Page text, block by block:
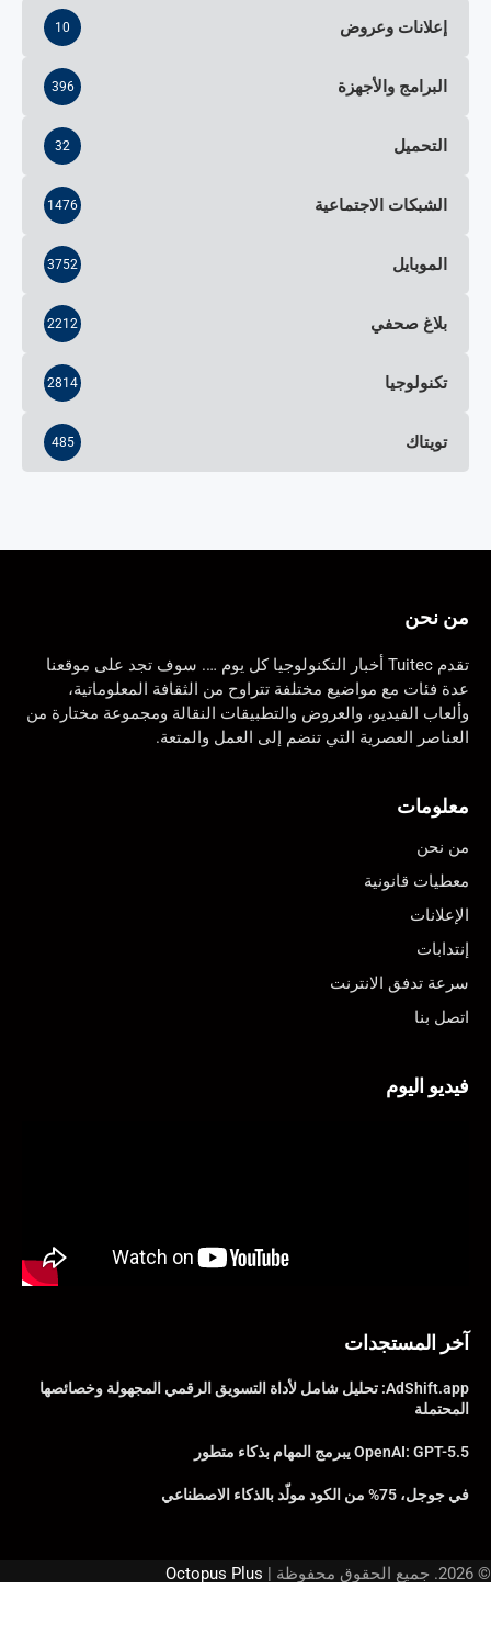
إعلانات وعروض 10
البرامج والأجهزة 396
التحميل 32
الشبكات الاجتماعية 1476
الموبايل 3752
بلاغ صحفي 2212
تكنولوجيا 2814
تويتاك 485
من نحن
تقدم Tuitec أخبار التكنولوجيا كل يوم …. سوف تجد على موقعنا
عدة فئات مع مواضيع مختلفة تتراوح من الثقافة المعلوماتية،
وألعاب الفيديو، والعروض والتطبيقات النقالة ومجموعة مختارة من
العناصر العصرية التي تنضم إلى العمل والمتعة.
معلومات
من نحن
معطيات قانونية
الإعلانات
إنتدابات
سرعة تدفق الانترنت
اتصل بنا
فيديو اليوم
آخر المستجدات
AdShift.app: تحليل شامل لأداة التسويق الرقمي المجهولة وخصائصها
المحتملة
OpenAI: GPT-5.5 يبرمج المهام بذكاء متطور
في جوجل، 75% من الكود مولّد بالذكاء الاصطناعي
© 2026. جميع الحقوق محفوظة | Octopus Plus